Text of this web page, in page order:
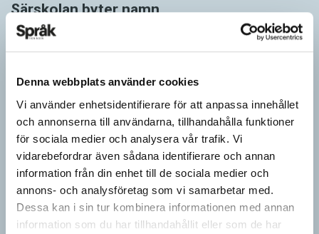
Denna webbplats använder cookies
Vi använder enhetsidentifierare för att anpassa innehållet
och annonserna till användarna, tillhandahålla funktioner
för sociala medier och analysera vår trafik. Vi
vidarebefordrar även sådana identifierare och annan
information från din enhet till de sociala medier och
annons- och analysföretag som vi samarbetar med.
Dessa kan i sin tur kombinera informationen med annan
information som du har tillhandahållit eller som de har
Särskolan byter namn
SPRÅKBLOGGEN
Grundsärskola byter namn till anpassad grundskola och
stor del i att detta namnbyte sker är artonåriga Leo Lust…